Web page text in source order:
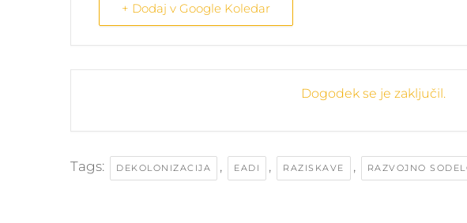
+ Dodaj v Google Koledar
Dogodek se je zaključil.
Tags: DEKOLONIZACIJA , EADI , RAZISKAVE , RAZVOJNO